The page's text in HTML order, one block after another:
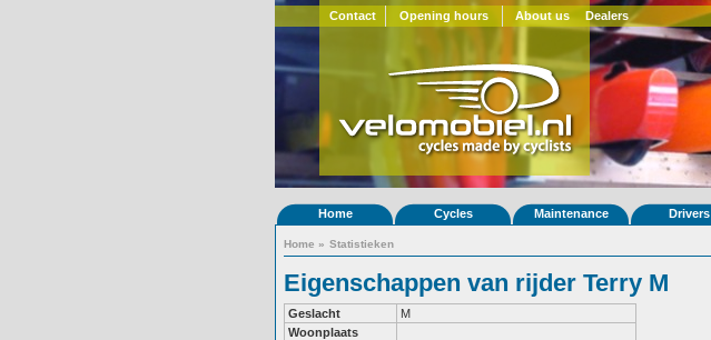
Contact Opening hours About us Dealers
Home Cycles Maintenance Drivers
Home » Statistieken
Eigenschappen van rijder Terry M
Geslacht
M
Woonplaats